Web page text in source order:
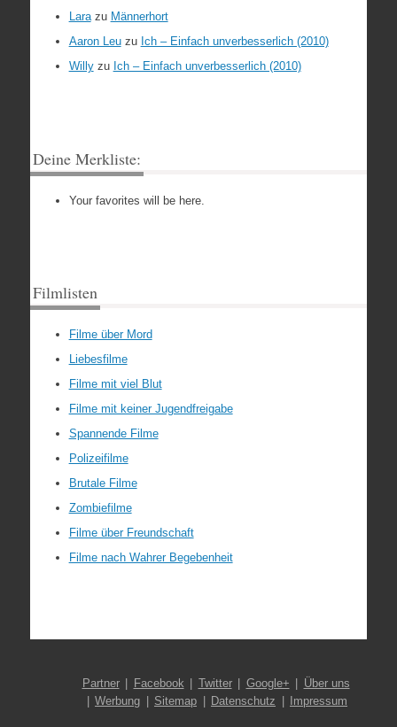
Larazu Männerhort
Aaron Leuzu Ich – Einfach unverbesserlich (2010)
Willyzu Ich – Einfach unverbesserlich (2010)
Deine Merkliste:
Your favorites will be here.
Filmlisten
Filme über Mord
Liebesfilme
Filme mit viel Blut
Filme mit keiner Jugendfreigabe
Spannende Filme
Polizeifilme
Brutale Filme
Zombiefilme
Filme über Freundschaft
Filme nach Wahrer Begebenheit
Partner Facebook Twitter Google+
Über uns
Werbung
Sitemap Datenschutz Impressum